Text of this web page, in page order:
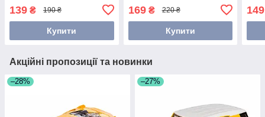
139 ₴ 190 ₴
Купити
169₴ 220 ₴
Купити
149
Акційні пропозиції та новинки
–28% –27%